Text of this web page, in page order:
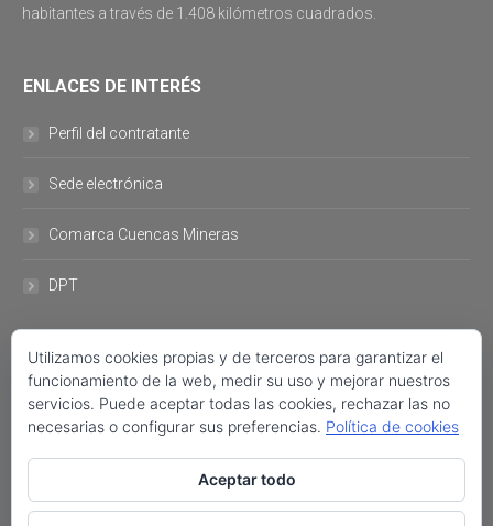
habitantes a través de 1.408 kilómetros cuadrados.
ENLACES DE INTERÉS
Perfil del contratante
Sede electrónica
Comarca Cuencas Mineras
DPT
DATOS DE CONTACTO
Plaza del Ayuntamiento, 11 44760- Utrillas +34 978 757 001 FAX:
+34 978 758 222 ayuntamiento@utrillas.org
Utilizamos cookies propias y de terceros para garantizar el
funcionamiento de la web, medir su uso y mejorar nuestros
servicios. Puede aceptar todas las cookies, rechazar las no
necesarias o configurar sus preferencias. Política de cookies
Aceptar todo